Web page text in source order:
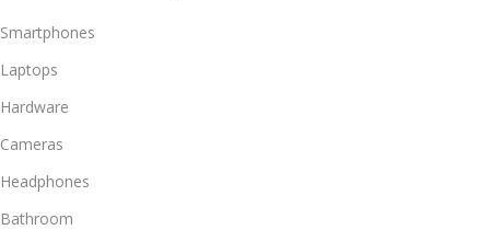
Smartphones
Laptops
Hardware
Cameras
Headphones
Bathroom